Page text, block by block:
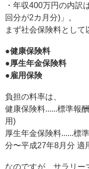
・年収400万円の内訳
回分が2カ月分)」。
まず社会保険料として
●健康保険料
●厚生年金保険料
●雇用保険
負担の料率は、
健康保険料......標準報
用)
厚生年金保険料......標
分〜平成27年8月分 適
なのですが、サラリ